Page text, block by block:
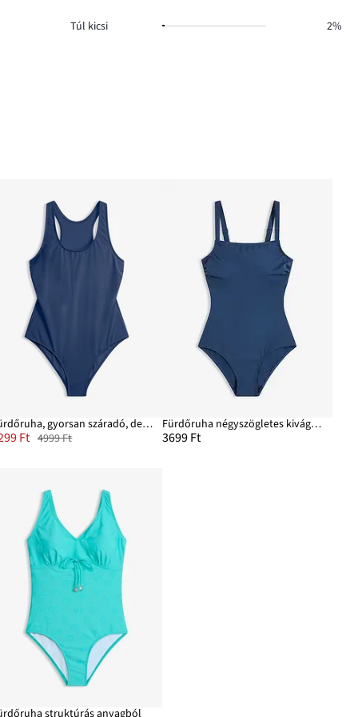
Túl kicsi 2%
Fürdőruha, gyorsan száradó, dekoratív hátmegoldással
Ft 4999 Ft
Fürdőruha négyszögletes kivágással
3699 Ft
struktúrás anyagból